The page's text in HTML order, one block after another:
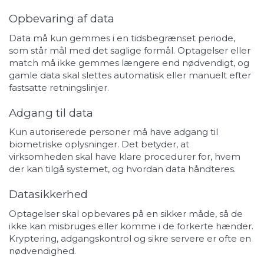
Opbevaring af data
Data må kun gemmes i en tidsbegrænset periode,
som står mål med det saglige formål. Optagelser eller
match må ikke gemmes længere end nødvendigt, og
gamle data skal slettes automatisk eller manuelt efter
fastsatte retningslinjer.
Adgang til data
Kun autoriserede personer må have adgang til
biometriske oplysninger. Det betyder, at
virksomheden skal have klare procedurer for, hvem
der kan tilgå systemet, og hvordan data håndteres.
Datasikkerhed
Optagelser skal opbevares på en sikker måde, så de
ikke kan misbruges eller komme i de forkerte hænder.
Kryptering, adgangskontrol og sikre servere er ofte en
nødvendighed.